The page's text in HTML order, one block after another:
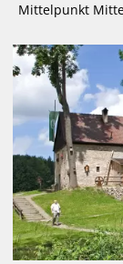
Mittelpunkt